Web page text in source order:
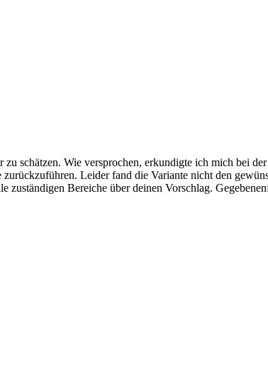
schätzen. Wie versprochen, erkundigte ich mich bei
Leider fand die Variante nicht den
Bereiche über deinen Vorschlag.